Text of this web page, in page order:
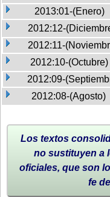
2013:01-(Enero)
2012:12-
2012:11-
2012:10-(Octubre)
2012:09-
2012:08-(Agosto)
Los textos
no sustituyen a
oficiales, que son
fe